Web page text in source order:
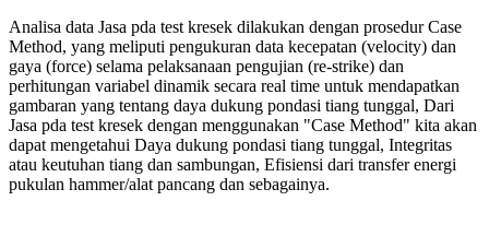
Analisa data Jasa pda test kresek dilakukan dengan prosedur Case
Method, yang meliputi pengukuran data kecepatan (velocity) dan
gaya (force) selama pelaksanaan pengujian (re-strike) dan
perhitungan variabel dinamik secara real time untuk mendapatkan
gambaran yang tentang daya dukung pondasi tiang tunggal, Dari
Jasa pda test kresek dengan menggunakan "Case Method" kita akan
dapat mengetahui Daya dukung pondasi tiang tunggal, Integritas
atau keutuhan tiang dan sambungan, Efisiensi dari transfer energi
pukulan hammer/alat pancang dan sebagainya.